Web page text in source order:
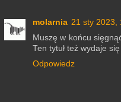
molarnia 21 sty 2023,
Muszę w końcu
Ten tytuł też wydaje
Odpowiedz